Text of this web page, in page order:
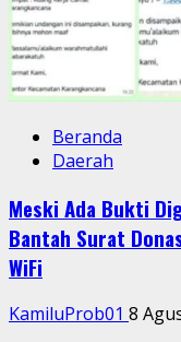
Beranda
Daerah
Meski Ada Bukti
Bantah Surat
WiFi
KamiluProb01 8